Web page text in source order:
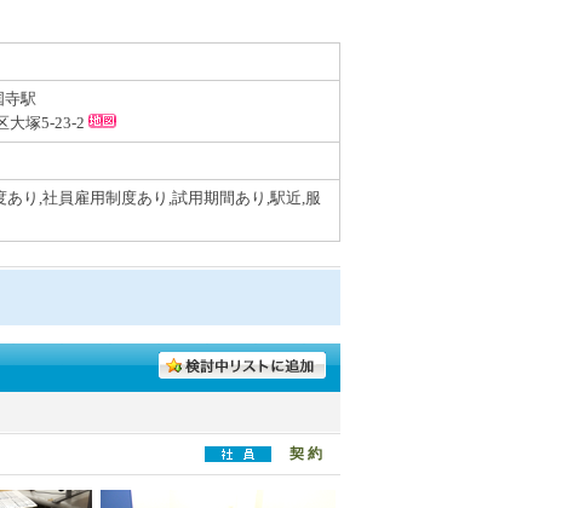
寺駅
大塚5-23-2
り,社員雇用制度あり,試用期間あり,駅近,服
契 約